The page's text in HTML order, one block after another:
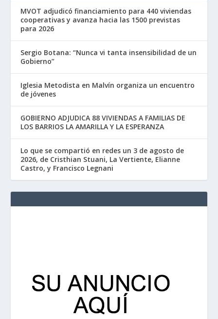
MVOT adjudicó financiamiento para 440 viviendas
cooperativas y avanza hacia las 1500 previstas
para 2026
Sergio Botana: “Nunca vi tanta insensibilidad de un
Gobierno”
Iglesia Metodista en Malvín organiza un encuentro
de jóvenes
GOBIERNO ADJUDICA 88 VIVIENDAS A FAMILIAS DE
LOS BARRIOS LA AMARILLA Y LA ESPERANZA
Lo que se compartió en redes un 3 de agosto de
2026, de Cristhian Stuani, La Vertiente, Elianne
Castro, y Francisco Legnani